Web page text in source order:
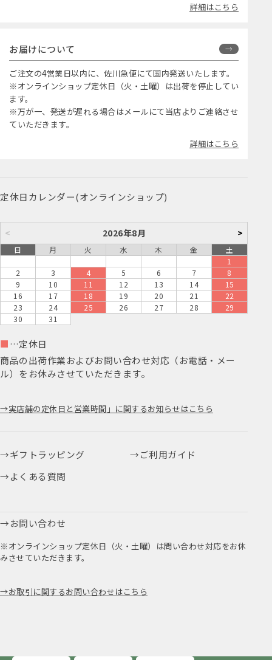
詳細はこちら
お届けについて
ご注文の4営業日以内に、佐川急便にて国内発送いたします。
※オンラインショップ定休日（火・土曜）は出荷を停止してい
ます。
※万が一、発送が遅れる場合はメールにて当店よりご連絡させ
ていただきます。
詳細はこちら
定休日カレンダー(オンラインショップ)
< 2026年8月 >
日 月 火 水 木 金
土
1
2
3 4 5 6 7
8
9
10 11 12 13 14
15
16
17 18 19 20 21
22
23
24 25 26 27 28
29
30
31
■ …定休日
商品の出荷作業およびお問い合わせ対応（お電話・メー
ル）をお休みさせていただきます。
実店舗の定休日と営業時間」に関するお知らせはこちら
ギフトラッピング
ご利用ガイド
よくある質問
お問い合わせ
※オンラインショップ定休日（火・土曜）は問い合わせ対応をお休
みさせていただきます。
お取引に関するお問い合わせはこちら